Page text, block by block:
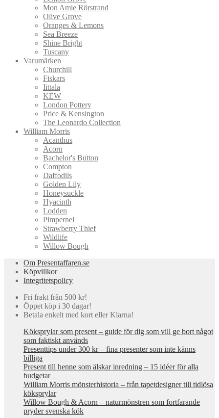
Mon Amie Rörstrand
Olive Grove
Oranges & Lemons
Sea Breeze
Shine Bright
Tuscany
Varumärken
Churchill
Fiskars
Iittala
KEW
London Pottery
Price & Kensington
The Leonardo Collection
William Morris
Acanthus
Acorn
Bachelor's Button
Compton
Daffodils
Golden Lily
Honeysuckle
Hyacinth
Lodden
Pimpernel
Strawberry Thief
Wildlife
Willow Bough
Om Presentaffaren.se
Köpvillkor
Integritetspolicy
Fri frakt från 500 kr!
Öppet köp i 30 dagar!
Betala enkelt med kort eller Klarna!
Köksprylar som present – guide för dig som vill ge bort något
som faktiskt används
Presenttips under 300 kr – fina presenter som inte känns
billiga
Present till henne som älskar inredning – 15 idéer för alla
budgetar
William Morris mönsterhistoria – från tapetdesigner till tidlösa
köksprylar
Willow Bough & Acorn – naturmönstren som fortfarande
pryder svenska kök